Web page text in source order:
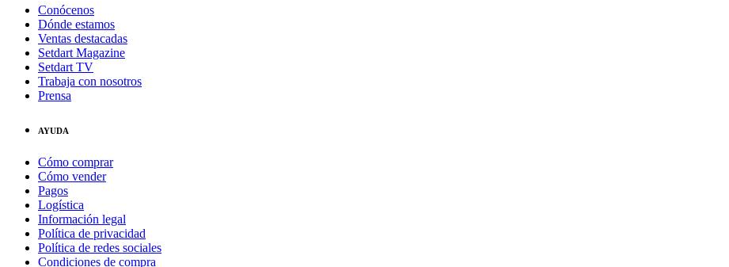
Conócenos
Dónde estamos
Ventas destacadas
Setdart Magazine
Setdart TV
Trabaja con nosotros
Prensa
AYUDA
Cómo comprar
Cómo vender
Pagos
Logística
Información legal
Política de privacidad
Política de redes sociales
Condiciones de compra